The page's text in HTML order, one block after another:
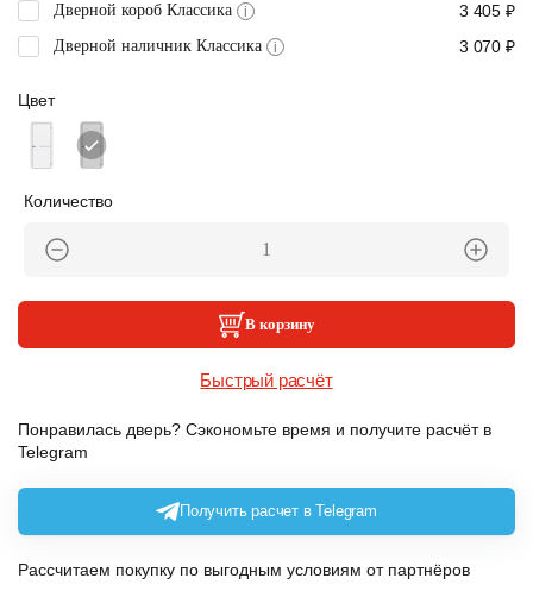
Дверной короб Классика i 3 405 ₽
Дверной наличник Классика i 3 070 ₽
Цвет
Количество
В корзину
Быстрый расчёт
Понравилась дверь? Сэкономьте время и получите расчёт в
Telegram
Получить расчет в Telegram
Рассчитаем покупку по выгодным условиям от партнёров